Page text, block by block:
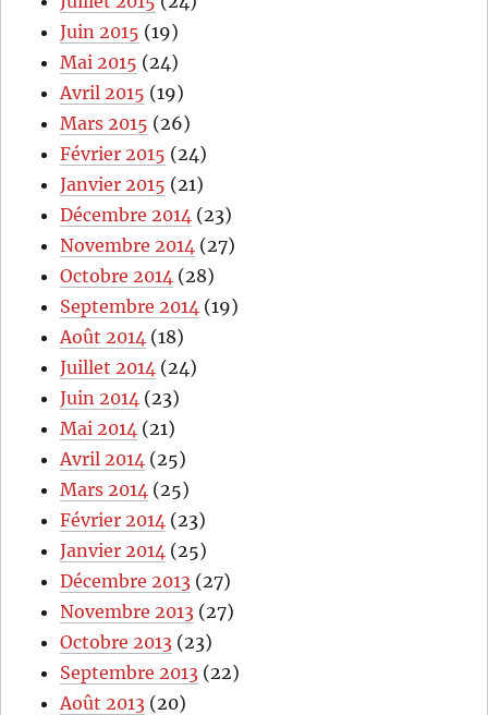
Juin 2015 (19)
Mai 2015 (24)
Avril 2015 (19)
Mars 2015 (26)
Février 2015 (24)
Janvier 2015 (21)
Décembre 2014 (23)
Novembre 2014 (27)
Octobre 2014 (28)
Septembre 2014 (19)
Août 2014 (18)
Juillet 2014 (24)
Juin 2014 (23)
Mai 2014 (21)
Avril 2014 (25)
Mars 2014 (25)
Février 2014 (23)
Janvier 2014 (25)
Décembre 2013 (27)
Novembre 2013 (27)
Octobre 2013 (23)
Septembre 2013 (22)
Août 2013 (20)